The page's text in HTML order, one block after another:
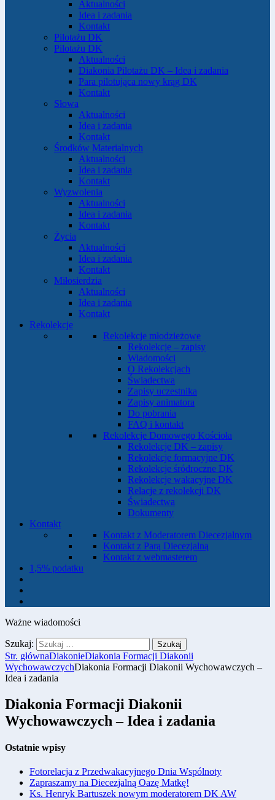
Aktualności
Idea i zadania
Kontakt
Pilotażu DK
Pilotażu DK
Aktualności
Diakonia Pilotażu DK – Idea i zadania
Para pilotująca nowy krąg DK
Kontakt
Słowa
Aktualności
Idea i zadania
Kontakt
Środków Materialnych
Aktualności
Idea i zadania
Kontakt
Wyzwolenia
Aktualności
Idea i zadania
Kontakt
Życia
Aktualności
Idea i zadania
Kontakt
Miłosierdzia
Aktualności
Idea i zadania
Kontakt
Rekolekcje
Rekolekcje młodzieżowe
Rekolekcje – zapisy
Wiadomości
O Rekolekcjach
Świadectwa
Zapisy uczestnika
Zapisy animatora
Do pobrania
FAQ i kontakt
Rekolekcje Domowego Kościoła
Rekolekcje DK – zapisy
Rekolekcje formacyjne DK
Rekolekcje śródroczne DK
Rekolekcje wakacyjne DK
Relacje z rekolekcji DK
Świadectwa
Dokumenty
Kontakt
Kontakt z Moderatorem Diecezjalnym
Kontakt z Parą Diecezjalną
Kontakt z webmasterem
1,5% podatku
Ważne wiadomości
Szukaj:
Str. głównaDiakonieDiakonia Formacji Diakonii
WychowawczychDiakonia Formacji Diakonii Wychowawczych –
Idea i zadania
Diakonia Formacji Diakonii
Wychowawczych – Idea i zadania
Ostatnie wpisy
Fotorelacja z Przedwakacyjnego Dnia Wspólnoty
Zapraszamy na Diecezjalną Oazę Matkę!
Ks. Henryk Bartuszek nowym moderatorem DK AW